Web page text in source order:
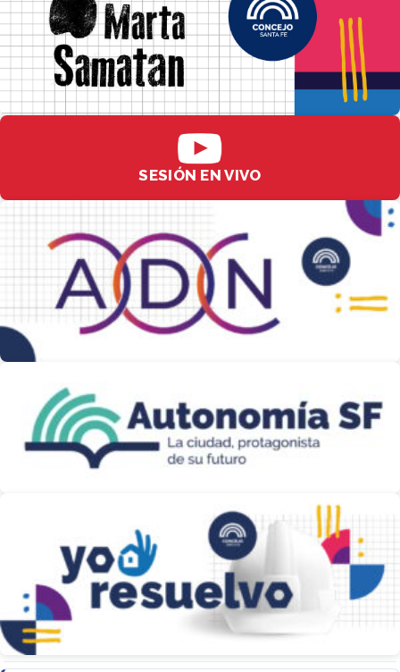
SESIÓN EN VIVO